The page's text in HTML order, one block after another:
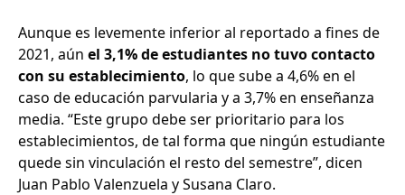
Aunque es levemente inferior al reportado a fines de
2021, aún el 3,1% de estudiantes no tuvo contacto
con su establecimiento, lo que sube a 4,6% en el
caso de educación parvularia y a 3,7% en enseñanza
media. “Este grupo debe ser prioritario para los
establecimientos, de tal forma que ningún estudiante
quede sin vinculación el resto del semestre”, dicen
Juan Pablo Valenzuela y Susana Claro.